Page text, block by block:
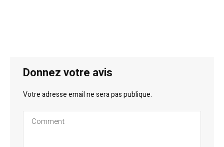
Donnez votre avis
Votre adresse email ne sera pas publique.